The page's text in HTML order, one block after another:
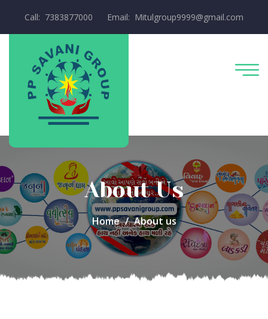
Call: 7383877000 Email: Mitulgroup9999@gmail.com
About Us
Home About us